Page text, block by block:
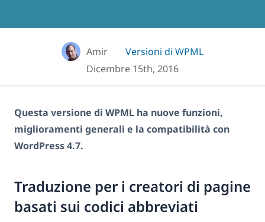
Amir
Versioni di WPML
Dicembre 15th, 2016
Questa versione di WPML ha nuove funzioni,
miglioramenti generali e la compatibilità con
WordPress 4.7.
Traduzione per i creatori di pagine
basati sui codici abbreviati